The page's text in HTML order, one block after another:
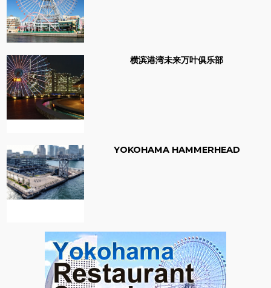
横滨港湾未来万叶俱乐部
YOKOHAMA HAMMERHEAD